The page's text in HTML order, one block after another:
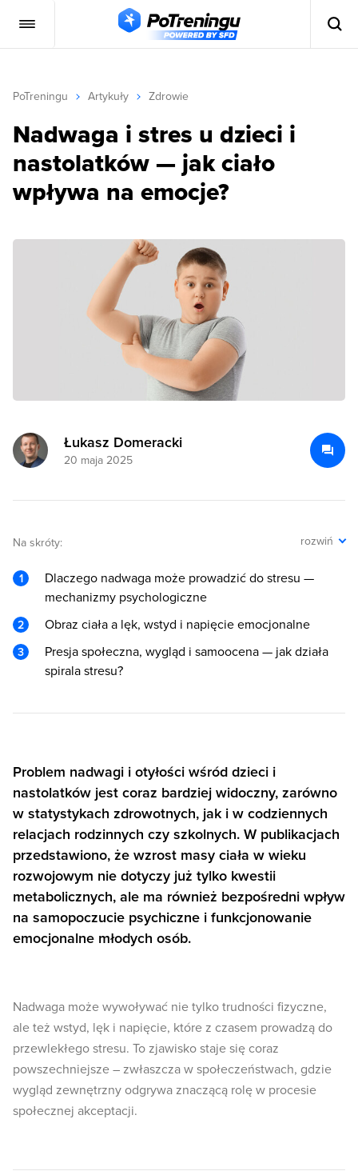
PoTreningu Artykuły Zdrowie
Nadwaga i stres u dzieci i
nastolatków — jak ciało
wpływa na emocje?
Łukasz Domeracki
20 maja 2025
Na skróty: rozwiń
Dlaczego nadwaga może prowadzić do stresu —
mechanizmy psychologiczne
Obraz ciała a lęk, wstyd i napięcie emocjonalne
Presja społeczna, wygląd i samoocena — jak działa
spirala stresu?
Problem nadwagi i otyłości wśród dzieci i
nastolatków jest coraz bardziej widoczny, zarówno
w statystykach zdrowotnych, jak i w codziennych
relacjach rodzinnych czy szkolnych. W publikacjach
przedstawiono, że wzrost masy ciała w wieku
rozwojowym nie dotyczy już tylko kwestii
metabolicznych, ale ma również bezpośredni wpływ
na samopoczucie psychiczne i funkcjonowanie
emocjonalne młodych osób.
Nadwaga może wywoływać nie tylko trudności fizyczne,
ale też wstyd, lęk i napięcie, które z czasem prowadzą do
przewlekłego stresu. To zjawisko staje się coraz
powszechniejsze – zwłaszcza w społeczeństwach, gdzie
wygląd zewnętrzny odgrywa znaczącą rolę w procesie
społecznej akceptacji.